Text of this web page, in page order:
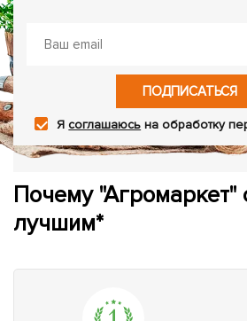
ПОДПИСАТЬСЯ
Ясоглашаюсь на обработку
Почему "Агромаркет"
лучшим*